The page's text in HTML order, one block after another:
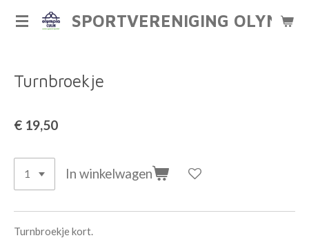
Ga
hoofdinhoud
SPORTVERENIGING
Turnbroekje
€ 19,50
In winkelwagen
Turnbroekje kort.